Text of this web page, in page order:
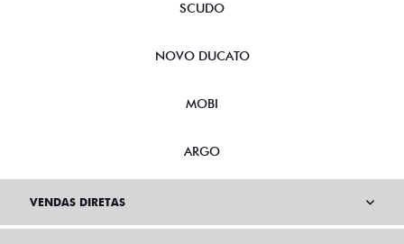
SCUDO
NOVO DUCATO
MOBI
ARGO
VENDAS DIRETAS